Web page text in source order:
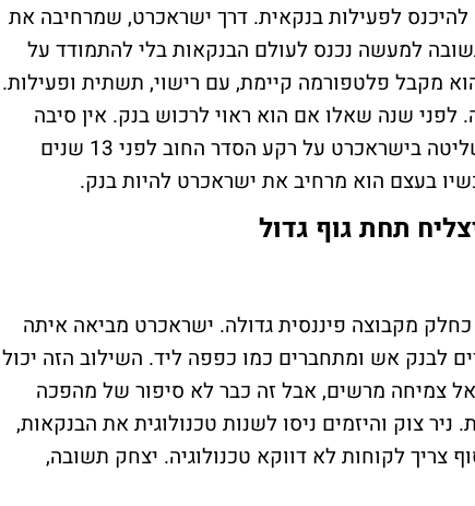
לפעילות בנקאית. דרך ישראכרט, שמרחיבה את
למעשה נכנס לעולם הבנקאות בלי להתמודד על
מקבל פלטפורמה קיימת, עם רישוי, תשתית ופעילות.
שנה שאלו אם הוא ראוי לרכוש בנק. אין סיבה
שלא, אבל השאלה היתה באוויר כשהוא רכש שליטה בישראכרט על רקע הסדר החוב לפני 13 שנים
בעצם הוא מרחיב את ישראכרט להיות בנק.
תחת גוף גדול
מקבוצה פיננסית גדולה. ישראכרט מביאה איתה
לבנק אש ומתחברים כמו כפפה ליד. השילוב הזה יכול
צמיחה מרשים, אבל זה כבר לא סיפור של מהפכה
ניר צוק והיזמים ניסו לשנות טכנולוגית את הבנקאות,
צריך לקוחות לא דווקא טכנולוגיה. יצחק תשובה,